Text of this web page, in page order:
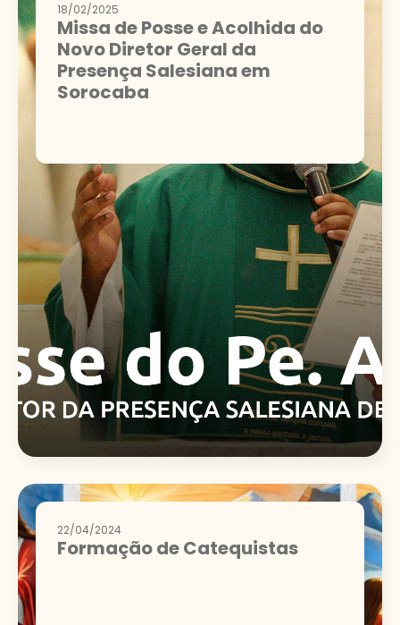
18/02/2025
Missa de Posse e Acolhida do
Novo Diretor Geral da
Presença Salesiana em
Sorocaba
22/04/2024
Formação de Catequistas